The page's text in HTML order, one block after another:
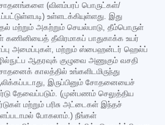
(விளம்பரப் பொருட்கள்/
உள்ளடக்கியுள்ளது. இது
மற்றும் அகற்றும் செயல்பாடு, தீம்பொருள்
கணினியைத் தீவிரமாகப் பாதுகாக்க உயர்
அமைப்புகள், மற்றும் ஸ்பைஹன்டர் ஹெல்ப்
ஆதரவுக் குழுவை அணுகும் வசதி
காலத்தில் உங்களிடமிருந்து
இருப்பினும் சோதனையைச்
தேவைப்படும். (முன்பணம் செலுத்திய
மற்றும் பரிசு அட்டைகள் இந்தச்
போகலாம்.) நீங்கள்